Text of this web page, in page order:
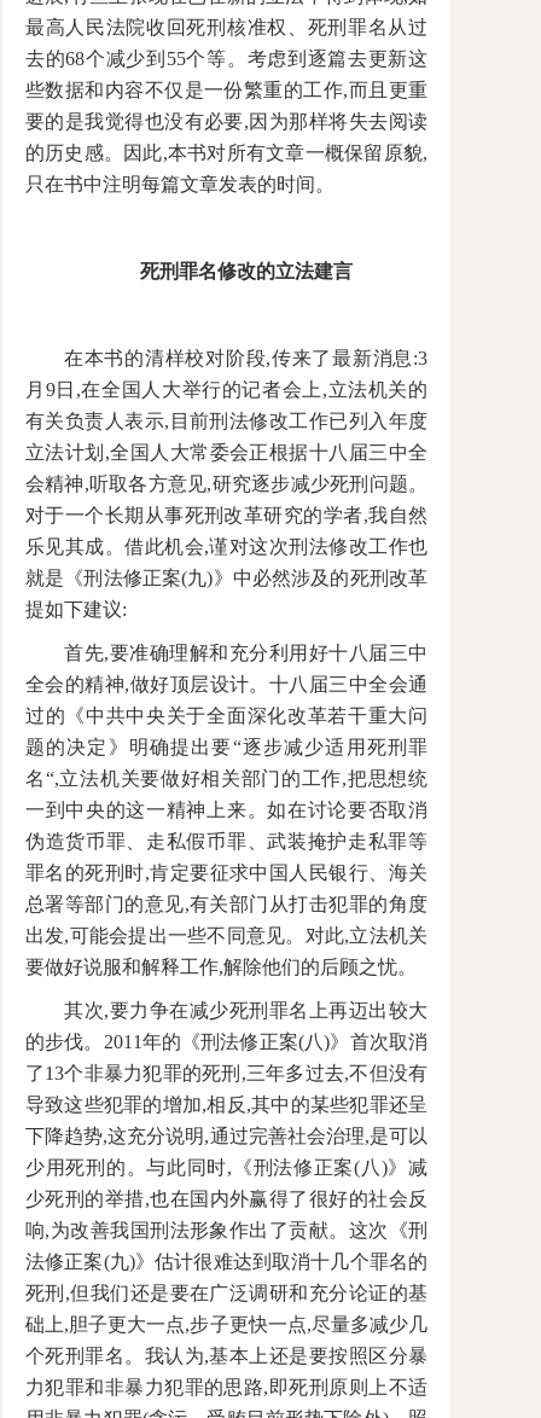
最高人民法院收回死刑核准权、死刑罪名从过
去的68个减少到55个等。考虑到逐篇去更新这
些数据和内容不仅是一份繁重的工作,而且更重
要的是我觉得也没有必要,因为那样将失去阅读
的历史感。因此,本书对所有文章一概保留原貌,
只在书中注明每篇文章发表的时间。
死刑罪名修改的立法建言
在本书的清样校对阶段,传来了最新消息:3
月9日,在全国人大举行的记者会上,立法机关的
有关负责人表示,目前刑法修改工作已列入年度
立法计划,全国人大常委会正根据十八届三中全
会精神,听取各方意见,研究逐步减少死刑问题。
对于一个长期从事死刑改革研究的学者,我自然
乐见其成。借此机会,谨对这次刑法修改工作也
就是《刑法修正案(九)》中必然涉及的死刑改革
提如下建议:
首先,要准确理解和充分利用好十八届三中
全会的精神,做好顶层设计。十八届三中全会通
过的《中共中央关于全面深化改革若干重大问
题的决定》明确提出要“逐步减少适用死刑罪
名“,立法机关要做好相关部门的工作,把思想统
一到中央的这一精神上来。如在讨论要否取消
伪造货币罪、走私假币罪、武装掩护走私罪等
罪名的死刑时,肯定要征求中国人民银行、海关
总署等部门的意见,有关部门从打击犯罪的角度
出发,可能会提出一些不同意见。对此,立法机关
要做好说服和解释工作,解除他们的后顾之忧。
其次,要力争在减少死刑罪名上再迈出较大
的步伐。2011年的《刑法修正案(八)》首次取消
了13个非暴力犯罪的死刑,三年多过去,不但没有
导致这些犯罪的增加,相反,其中的某些犯罪还呈
下降趋势,这充分说明,通过完善社会治理,是可以
少用死刑的。与此同时,《刑法修正案(八)》减
少死刑的举措,也在国内外赢得了很好的社会反
响,为改善我国刑法形象作出了贡献。这次《刑
法修正案(九)》估计很难达到取消十几个罪名的
死刑,但我们还是要在广泛调研和充分论证的基
础上,胆子更大一点,步子更快一点,尽量多减少几
个死刑罪名。我认为,基本上还是要按照区分暴
力犯罪和非暴力犯罪的思路,即死刑原则上不适